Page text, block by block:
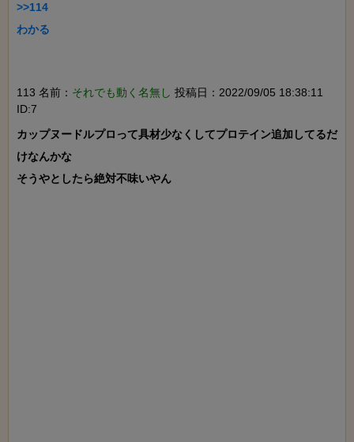
>>114
わかる
113 名前： それでも動く名無し 投稿日：2022/09/05 18:38:11
ID:7
カップヌードルプロって具材少なくしてプロテイン追加してるだ
けなんかな
そうやとしたら絶対不味いやん